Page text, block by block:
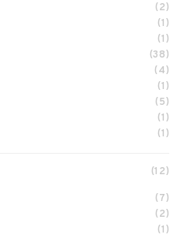
(2)
(1)
(1)
(38)
(4)
(1)
(5)
(1)
(1)
(12)
(7)
(2)
(1)